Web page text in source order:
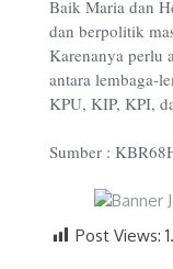
Baik Maria dan
dan berpolitik
Karenanya perlu
antara lembaga-
KPU, KIP, KPI,
Sumber :
Post Views: